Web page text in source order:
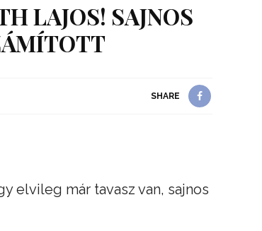
LAJOS! SAJNOS
SHARE
elvileg már tavasz van, sajnos